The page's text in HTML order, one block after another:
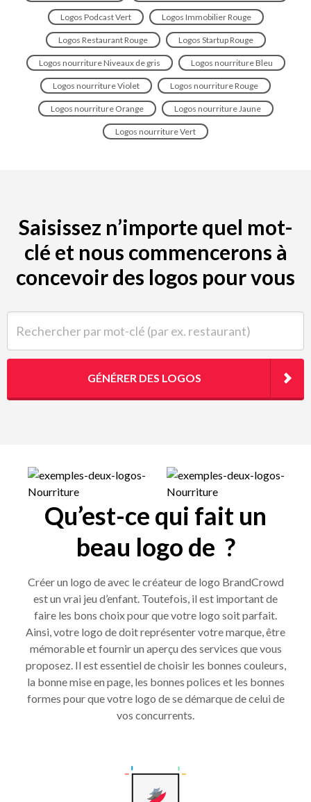
Logos Podcast Vert Logos Immobilier Rouge
Logos Restaurant Rouge Logos Startup Rouge
Logos nourriture Niveaux de gris Logos nourriture Bleu
Logos nourriture Violet Logos nourriture Rouge
Logos nourriture Orange Logos nourriture Jaune
Logos nourriture Vert
Saisissez n’importe quel mot-
clé et nous commencerons à
concevoir des logos pour vous
GÉNÉRER DES LOGOS
Qu’est-ce qui fait un
beau logo de ?
Créer un logo de avec le créateur de logo BrandCrowd
est un vrai jeu d’enfant. Toutefois, il est important de
faire les bons choix pour que votre logo soit parfait.
Ainsi, votre logo de doit représenter votre marque, être
mémorable et fournir un aperçu des services que vous
proposez. Il est essentiel de choisir les bonnes couleurs,
la bonne mise en page, les bonnes polices et les bonnes
formes pour que votre logo de se démarque de celui de
vos concurrents.